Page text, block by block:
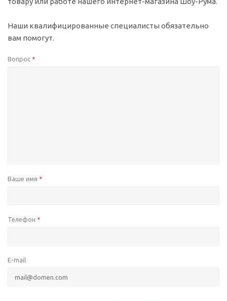
Наши квалифицированные специалисты обязательно
вам помогут.
Вопрос *
Ваше имя *
Телефон *
E-mail